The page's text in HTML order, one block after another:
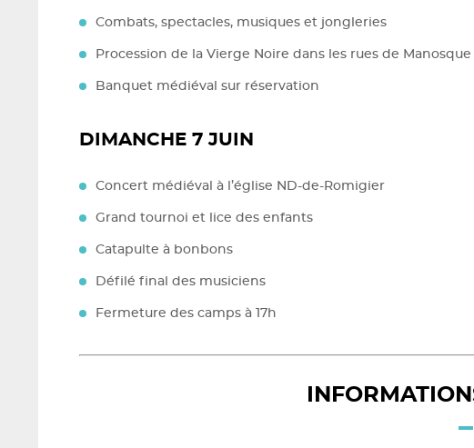
Combats, spectacles, musiques et jongleries
Procession de la Vierge Noire dans les rues de Manosque
Banquet médiéval sur réservation
DIMANCHE 7 JUIN
Concert médiéval à l’église ND-de-Romigier
Grand tournoi et lice des enfants
Catapulte à bonbons
Défilé final des musiciens
Fermeture des camps à 17h